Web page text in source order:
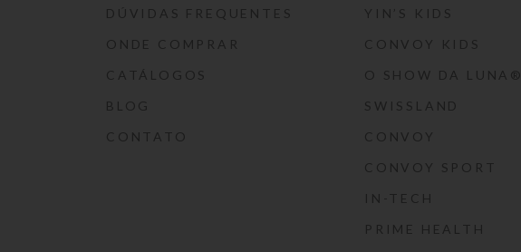
DÚVIDAS FREQUENTES
ONDE COMPRAR
CATÁLOGOS
BLOG
CONTATO
YIN’S KIDS
CONVOY KIDS
O SHOW DA LUNA®
SWISSLAND
CONVOY
CONVOY SPORT
IN-TECH
PRIME HEALTH